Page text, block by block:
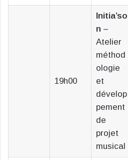
19h00
Initia’so
n –
Atelier
méthod
ologie
et
dévelop
pement
de
projet
musical